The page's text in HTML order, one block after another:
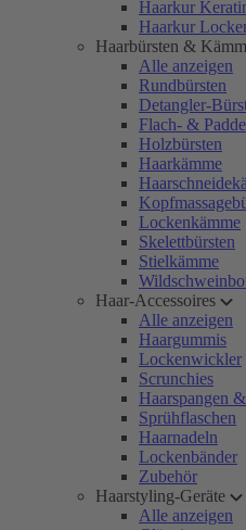
Haarkur
Haarkur
Haarbürsten &
Alle anzeigen
Rundbürsten
Detangler-
Flach- &
Holzbürsten
Haarkämme
Lockenkämme
Skelettbürsten
Stielkämme
Haar-Accessoires
Alle anzeigen
Haargummis
Lockenwickler
Scrunchies
Haarspangen
Sprühflaschen
Haarnadeln
Lockenbänder
Zubehör
Haarstyling-Geräte
Alle anzeigen